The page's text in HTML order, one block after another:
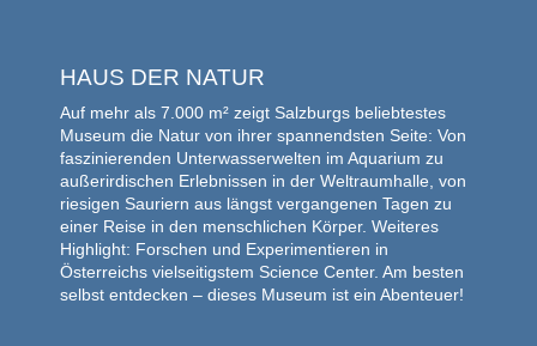
HAUS DER NATUR
Auf mehr als 7.000 m² zeigt Salzburgs beliebtestes
Museum die Natur von ihrer spannendsten Seite: Von
faszinierenden Unterwasserwelten im Aquarium zu
außerirdischen Erlebnissen in der Weltraumhalle, von
riesigen Sauriern aus längst vergangenen Tagen zu
einer Reise in den menschlichen Körper. Weiteres
Highlight: Forschen und Experimentieren in
Österreichs vielseitigstem Science Center. Am besten
selbst entdecken – dieses Museum ist ein Abenteuer!